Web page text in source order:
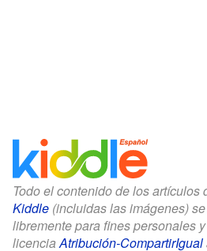
Todo el contenido de los artículos
Kiddle (incluidas las imágenes)
libremente para fines personales
licenciaAtribución-CompartirIgual